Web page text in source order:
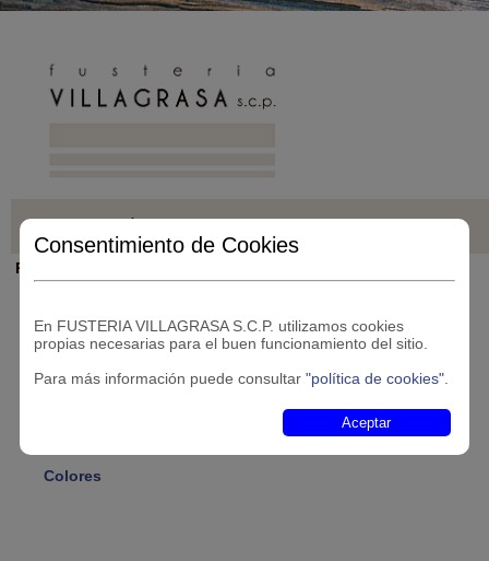
Consentimiento de Cookies
En FUSTERIA VILLAGRASA S.C.P. utilizamos cookies
propias necesarias para el buen funcionamiento del sitio.
Para más información puede consultar"política de cookies"
Aceptar
Perfilería
Perfil
2 cámaras
Colores